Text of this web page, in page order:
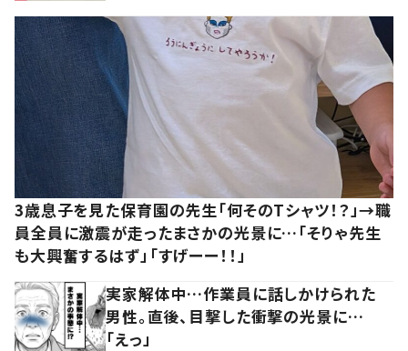
3歳息子を見た保育園の先生「何そのTシャツ！？」→職
員全員に激震が走ったまさかの光景に…「そりゃ先生
も大興奮するはず」「すげーー！！」
実家解体中…作業員に話しかけられた
男性。直後、目撃した衝撃の光景に…
「えっ」